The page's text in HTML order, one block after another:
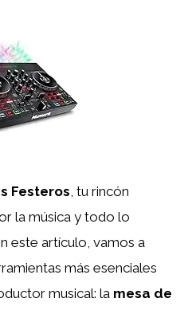
Festeros, tu rincón
la música y todo lo
este artículo, vamos a
más esenciales
musical: la mesa de